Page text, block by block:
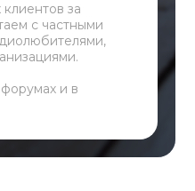
за
с частными
и в